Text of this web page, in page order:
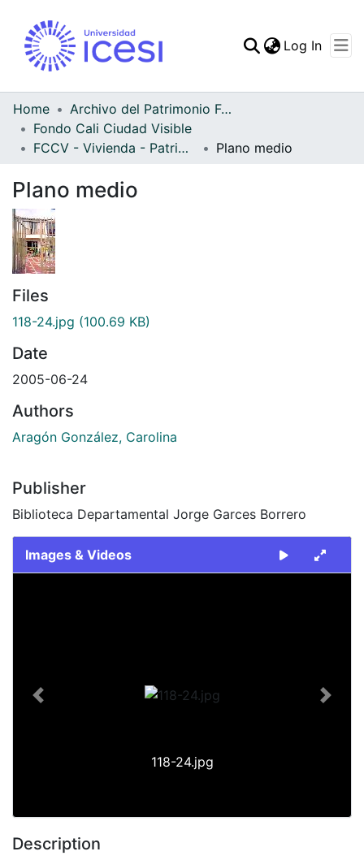
Log In
Home
Archivo del Patrimonio Fotográfico y Fílmico del Valle del Cauca
Fondo Cali Ciudad Visible
FCCV - Vivienda - Patrimonial
Plano medio
Plano medio
Files
118-24.jpg (100.69 KB)
Date
2005-06-24
Authors
Aragón González, Carolina
Publisher
Biblioteca Departamental Jorge Garces Borrero
Images & Videos
118-24.jpg
Previous Next
Description